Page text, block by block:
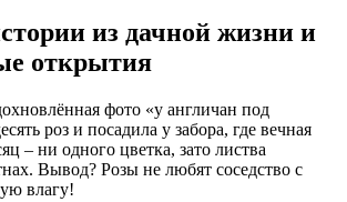
из дачной жизни и
открытия
фото «у англичан под
роз и посадила у забора, где вечная
– ни одного цветка, зато листва
Вывод? Розы не любят соседство с
влагу!